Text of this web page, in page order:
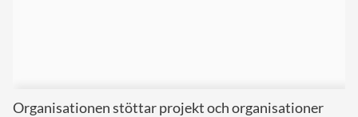
Organisationen stöttar projekt och organisationer